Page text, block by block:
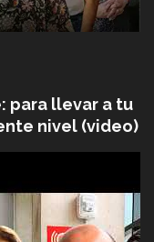
para llevar a tu
nivel (video)